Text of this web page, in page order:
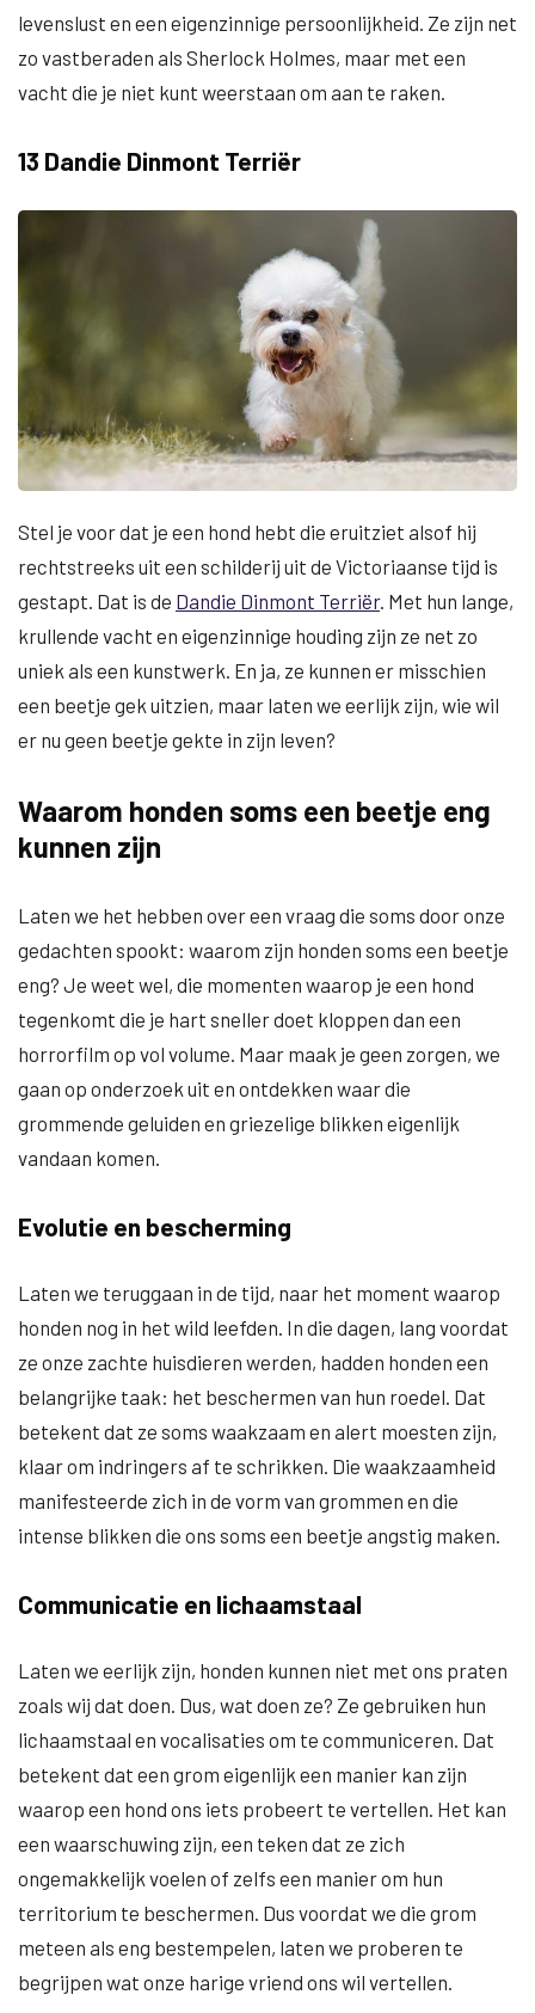
levenslust en een eigenzinnige persoonlijkheid. Ze zijn net
zo vastberaden als Sherlock Holmes, maar met een
vacht die je niet kunt weerstaan om aan te raken.
13 Dandie Dinmont Terriër
Stel je voor dat je een hond hebt die eruitziet alsof hij
rechtstreeks uit een schilderij uit de Victoriaanse tijd is
gestapt. Dat is de Dandie Dinmont Terriër. Met hun lange,
krullende vacht en eigenzinnige houding zijn ze net zo
uniek als een kunstwerk. En ja, ze kunnen er misschien
een beetje gek uitzien, maar laten we eerlijk zijn, wie wil
er nu geen beetje gekte in zijn leven?
Waarom honden soms een beetje eng
kunnen zijn
Laten we het hebben over een vraag die soms door onze
gedachten spookt: waarom zijn honden soms een beetje
eng? Je weet wel, die momenten waarop je een hond
tegenkomt die je hart sneller doet kloppen dan een
horrorfilm op vol volume. Maar maak je geen zorgen, we
gaan op onderzoek uit en ontdekken waar die
grommende geluiden en griezelige blikken eigenlijk
vandaan komen.
Evolutie en bescherming
Laten we teruggaan in de tijd, naar het moment waarop
honden nog in het wild leefden. In die dagen, lang voordat
ze onze zachte huisdieren werden, hadden honden een
belangrijke taak: het beschermen van hun roedel. Dat
betekent dat ze soms waakzaam en alert moesten zijn,
klaar om indringers af te schrikken. Die waakzaamheid
manifesteerde zich in de vorm van grommen en die
intense blikken die ons soms een beetje angstig maken.
Communicatie en lichaamstaal
Laten we eerlijk zijn, honden kunnen niet met ons praten
zoals wij dat doen. Dus, wat doen ze? Ze gebruiken hun
lichaamstaal en vocalisaties om te communiceren. Dat
betekent dat een grom eigenlijk een manier kan zijn
waarop een hond ons iets probeert te vertellen. Het kan
een waarschuwing zijn, een teken dat ze zich
ongemakkelijk voelen of zelfs een manier om hun
territorium te beschermen. Dus voordat we die grom
meteen als eng bestempelen, laten we proberen te
begrijpen wat onze harige vriend ons wil vertellen.